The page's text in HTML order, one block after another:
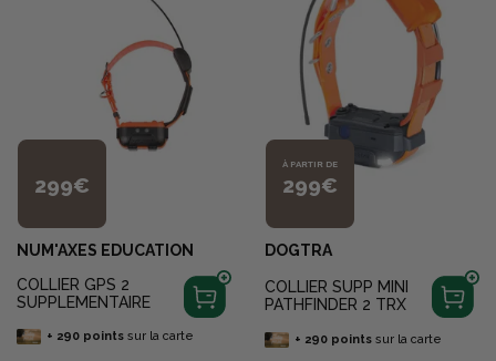
299€
NUM'AXES EDUCATION
COLLIER GPS 2
SUPPLEMENTAIRE
+ 290pointssur la carte
À PARTIR DE
299€
DOGTRA
COLLIER SUPP MINI
PATHFINDER 2 TRX
+ 290pointssur la carte